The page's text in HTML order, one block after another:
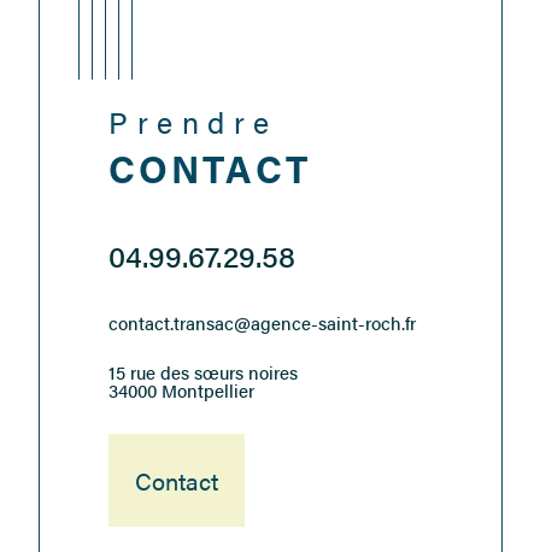
Prendre
CONTACT
04.99.67.29.58
contact.transac@agence-saint-roch.fr
15 rue des sœurs noires
34000 Montpellier
Contact